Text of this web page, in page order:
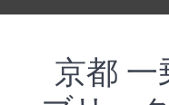
京都